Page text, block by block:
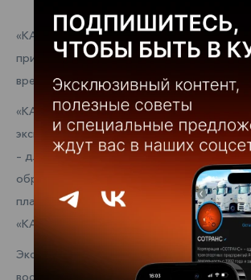
«КАМАЗ-ЛИЗИНГ» упрощает процесс
прицепной техники в лизинг для всех, кто
время.
«КАМАЗ-ЛИЗИНГ» увеличил лимит
экспресс-проверке лизингополучателей:
– для всех клиентов, до 100 млн рублей –
обратившихся, которые имеют
платёжную дисциплину в АО «Лизинговая
«КАМАЗ» не менее одного года.
Экспресс-проверка позволяет получить
восемь часов с минимальным объёмом